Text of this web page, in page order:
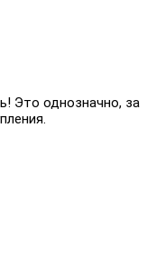
Это однозначно, за